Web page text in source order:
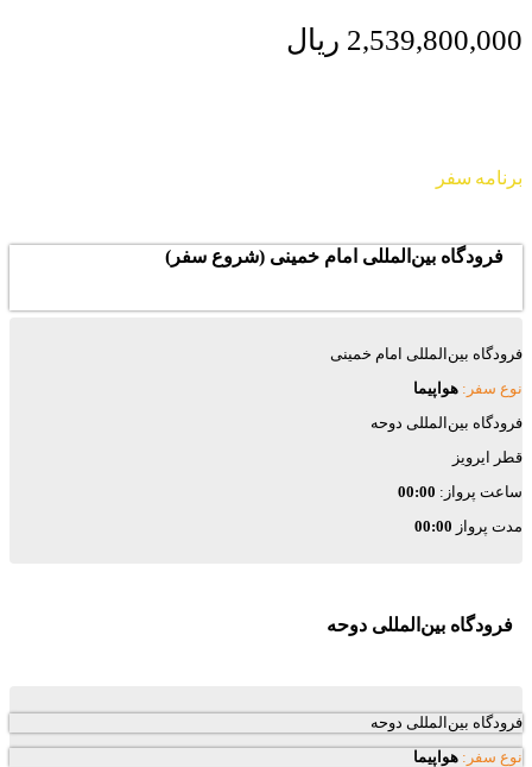
2,539,800,000 ریال
برنامه سفر
فرودگاه بین‌المللی امام خمینی (شروع سفر)
فرودگاه بین‌المللی امام خمینی
نوع سفر: هواپیما
فرودگاه بین‌المللی دوحه
قطر ایرویز
ساعت پرواز: 00:00
مدت پرواز 00:00
فرودگاه بین‌المللی دوحه
فرودگاه بین‌المللی دوحه
نوع سفر: هواپیما